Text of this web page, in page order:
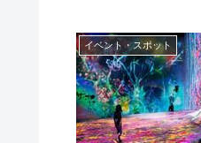
イベント・スポット